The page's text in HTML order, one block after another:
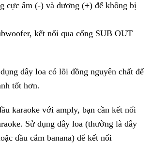
cực âm (-) và dương (+) để không bị
kết nối qua cổng SUB OUT
dây loa có lõi đồng nguyên chất để
tốt hơn.
karaoke với amply, bạn cần kết nối
Sử dụng dây loa (thường là dây
đầu cắm banana) để kết nối